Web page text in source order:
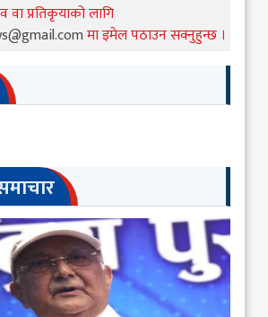
प्रतिकृयाको लागि
मा इमेल पठाउन सक्नुहुन्छ ।